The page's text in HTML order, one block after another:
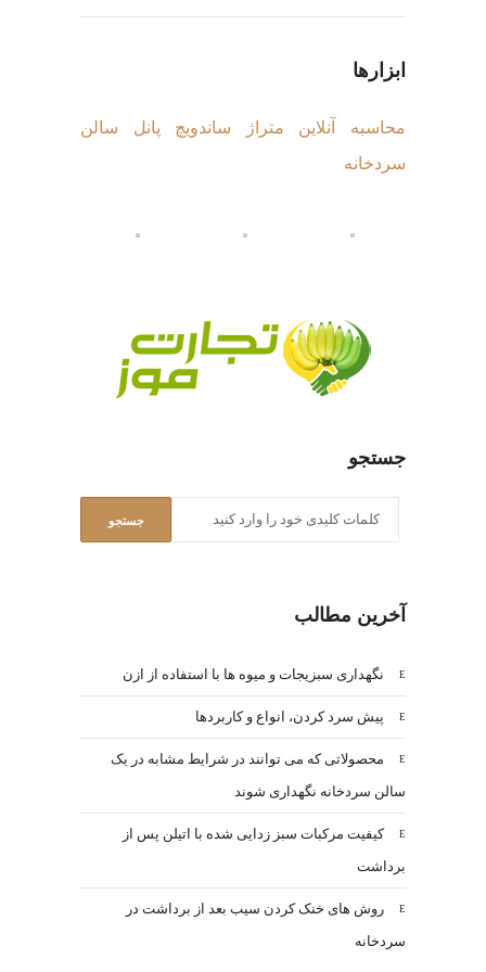
ابزارها
محاسبه آنلاین متراژ ساندویچ پانل سالن
سردخانه
جستجو
آخرین مطالب
نگهداری سبزیجات و میوه ها با استفاده از ازن
پیش سرد کردن، انواع و کاربردها
محصولاتی که می توانند در شرایط مشابه در یک
سالن سردخانه نگهداری شوند
کیفیت مرکبات سبز زدایی شده با اتیلن پس از
برداشت
روش های خنک کردن سیب بعد از برداشت در
سردخانه